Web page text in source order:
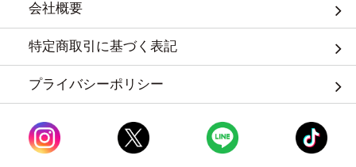
会社概要
特定商取引に基づく表記
プライバシーポリシー